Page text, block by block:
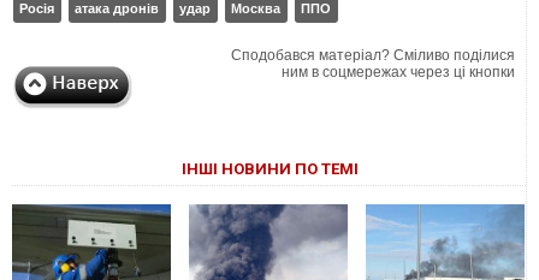
Росія атака дронів удар Москва ППО
Сподобався матеріал? Сміливо поділися
ним в соцмережах через ці кнопки
ІНШІ НОВИНИ ПО ТЕМІ